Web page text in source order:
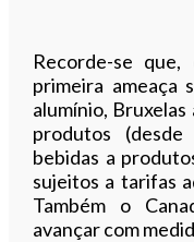
Recorde-se
primeira ameaça
alumínio,
produtos
bebidas a
sujeitos a tarifas
Também o
avançar com